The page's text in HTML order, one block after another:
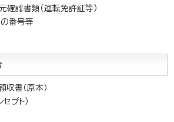
確認書類（運転免許証等）
番号等
収書（原本）
プト）